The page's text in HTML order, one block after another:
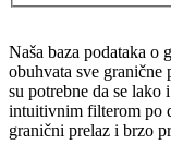
Naša baza podataka o
obuhvata sve granične
su potrebne da se lako
intuitivnim filterom po
granični prelaz i brzo